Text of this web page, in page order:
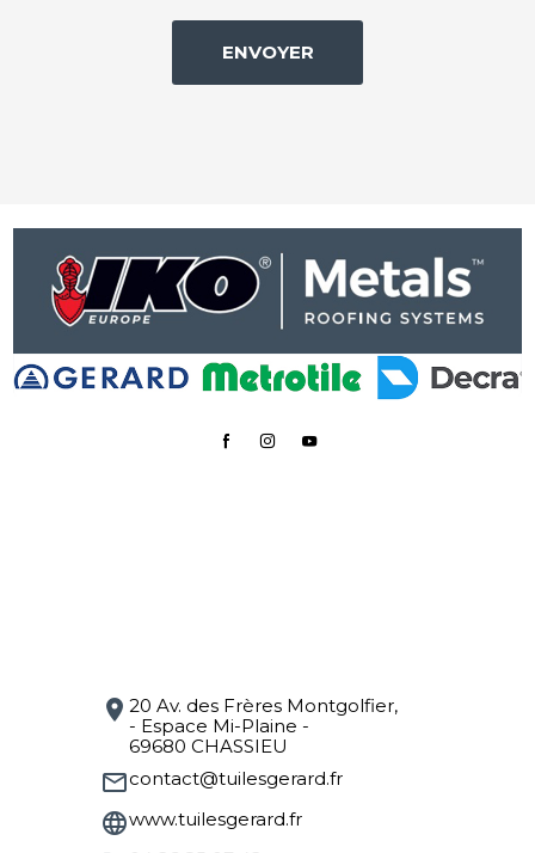
location_on 20 Av. des Frères Montgolfier,
- Espace Mi-Plaine -
69680 CHASSIEU
mail_outlinecontact@tuilesgerard.fr
languagewww.tuilesgerard.fr